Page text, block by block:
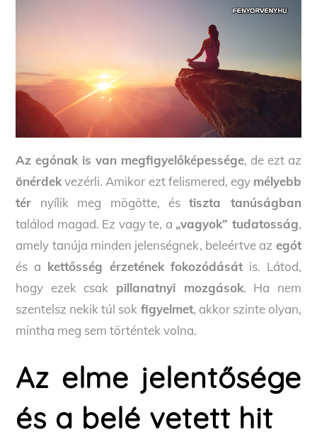
Az egónak is van megfigyelőképessége, de ezt az
önérdekvezérli. Amikor ezt felismered, egy mélyebb
tér nyílik meg mögötte, éstiszta tanúságban
találod magad. Ez vagy te, a „vagyok” tudatosság,
amely tanúja minden jelenségnek, beleértve az egót
és a kettősség érzetének fokozódását is. Látod,
hogy ezek csak pillanatnyi mozgások. Ha nem
szentelsz nekik túl sok figyelmet, akkor szinte olyan,
mintha meg sem történtek volna.
Az elme jelentősége
és a belé vetett hit